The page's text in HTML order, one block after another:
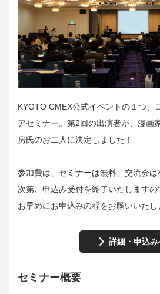
KYOTO CMEX公式イベントの１つ、
アセミナー。第2回の出演者が、漫画
房氏のお二人に決定しました！
参加費は、セミナーは無料、交流会
次第、申込み受付を終了いたします
お早めにお申込みの程をお願いいたし
詳細・申込み
セミナー概要